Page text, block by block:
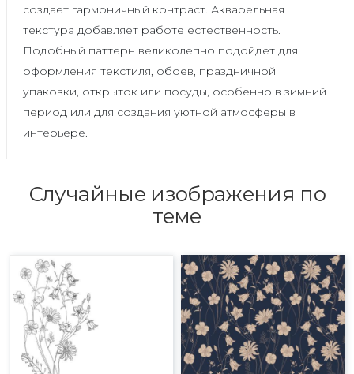
создает гармоничный контраст. Акварельная
текстура добавляет работе естественность.
Подобный паттерн великолепно подойдет для
оформления текстиля, обоев, праздничной
упаковки, открыток или посуды, особенно в зимний
период или для создания уютной атмосферы в
интерьере.
Случайные изображения по
теме